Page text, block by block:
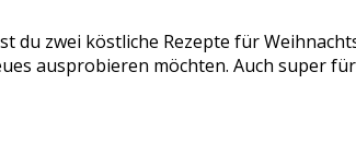
du zwei köstliche Rezepte für
ausprobieren möchten. Auch super